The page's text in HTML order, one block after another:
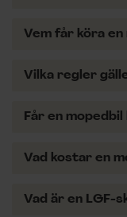
Vem får köra en
Vilka regler
Får en
Vad kostar en
Vad är en LGF-